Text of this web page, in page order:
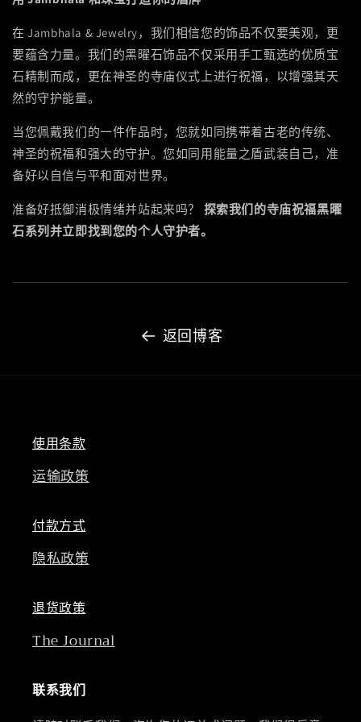
在 Jambhala & Jewelry，我们相信您的饰品不仅要美观，更
要蕴含力量。我们的黑曜石饰品不仅采用手工甄选的优质宝
石精制而成，更在神圣的寺庙仪式上进行祝福，以增强其天
然的守护能量。
当您佩戴我们的一件作品时，您就如同携带着古老的传统、
神圣的祝福和强大的守护。您如同用能量之盾武装自己，准
备好以自信与平和面对世界。
准备好抵御消极情绪并站起来吗？
探索我们的寺庙祝福黑曜
石系列并立即找到您的个人守护者。
返回博客
使用条款
运输政策
付款方式
隐私政策
退货政策
The Journal
联系我们